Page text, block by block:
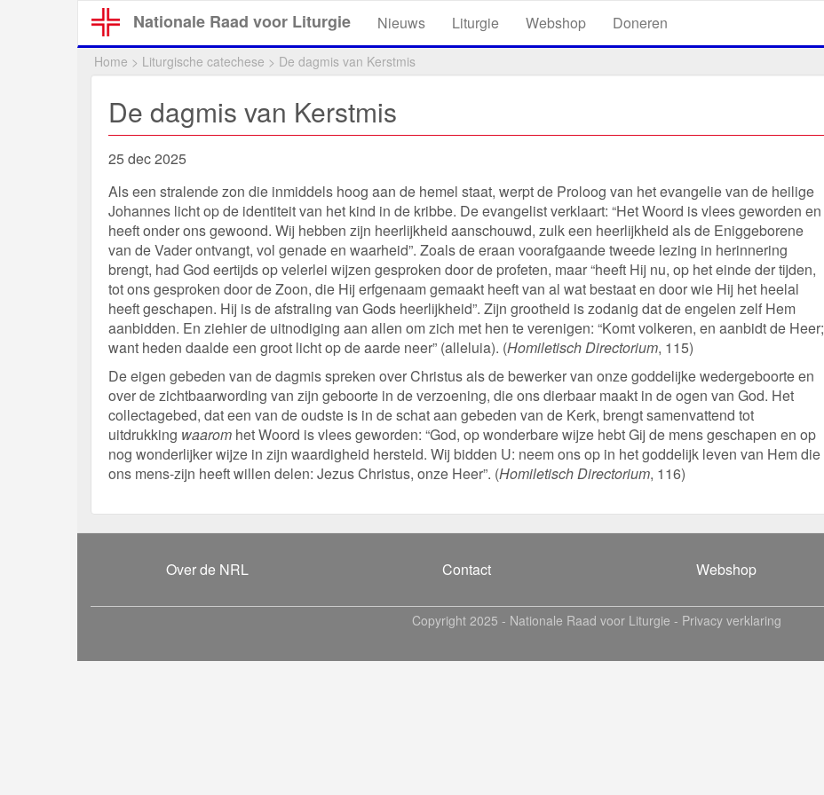
Nationale Raad voor Liturgie Nieuws Liturgie Webshop Doneren
Home > Liturgische catechese > De dagmis van Kerstmis
De dagmis van Kerstmis
25 dec 2025
Als een stralende zon die inmiddels hoog aan de hemel staat, werpt de Proloog van het evangelie van de heilige
Johannes licht op de identiteit van het kind in de kribbe. De evangelist verklaart: “Het Woord is vlees geworden en
heeft onder ons gewoond. Wij hebben zijn heerlijkheid aanschouwd, zulk een heerlijkheid als de Eniggeborene
van de Vader ontvangt, vol genade en waarheid”. Zoals de eraan voorafgaande tweede lezing in herinnering
brengt, had God eertijds op velerlei wijzen gesproken door de profeten, maar “heeft Hij nu, op het einde der tijden,
tot ons gesproken door de Zoon, die Hij erfgenaam gemaakt heeft van al wat bestaat en door wie Hij het heelal
heeft geschapen. Hij is de afstraling van Gods heerlijkheid”. Zijn grootheid is zodanig dat de engelen zelf Hem
aanbidden. En ziehier de uitnodiging aan allen om zich met hen te verenigen: “Komt volkeren, en aanbidt de Heer;
want heden daalde een groot licht op de aarde neer” (alleluia). (Homiletisch Directorium, 115)
De eigen gebeden van de dagmis spreken over Christus als de bewerker van onze goddelijke wedergeboorte en
over de zichtbaarwording van zijn geboorte in de verzoening, die ons dierbaar maakt in de ogen van God. Het
collectagebed, dat een van de oudste is in de schat aan gebeden van de Kerk, brengt samenvattend tot
uitdrukking waarom het Woord is vlees geworden: “God, op wonderbare wijze hebt Gij de mens geschapen en op
nog wonderlijker wijze in zijn waardigheid hersteld. Wij bidden U: neem ons op in het goddelijk leven van Hem die
ons mens-zijn heeft willen delen: Jezus Christus, onze Heer”. (Homiletisch Directorium, 116)
Over de NRL Contact Webshop
Copyright 2025 - Nationale Raad voor Liturgie - Privacy verklaring